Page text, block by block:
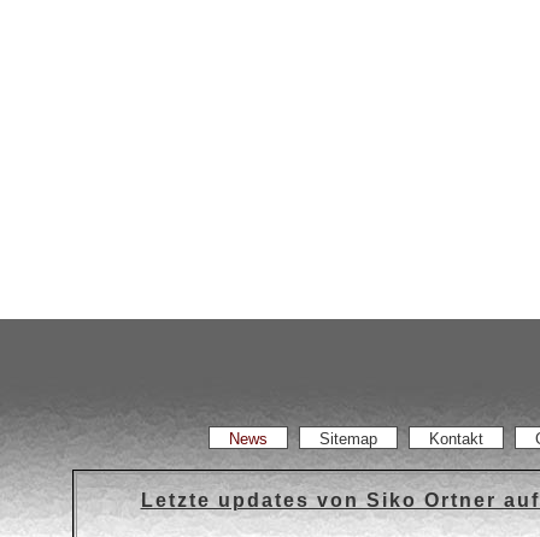
News Sitemap Kontakt
Letzte updates von Siko Ortner